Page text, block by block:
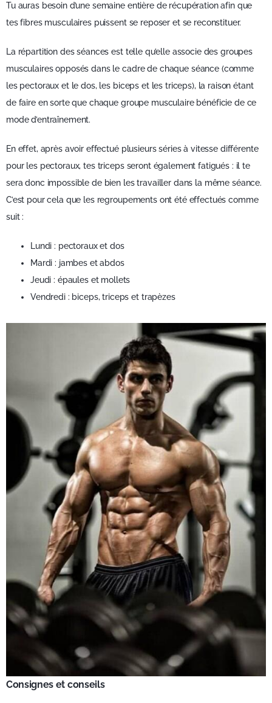
Tu auras besoin d’une semaine entière de récupération afin que
tes fibres musculaires puissent se reposer et se reconstituer.
La répartition des séances est telle qu’elle associe des groupes
musculaires opposés dans le cadre de chaque séance (comme
les pectoraux et le dos, les biceps et les triceps), la raison étant
de faire en sorte que chaque groupe musculaire bénéficie de ce
mode d’entraînement.
En effet, après avoir effectué plusieurs séries à vitesse différente
pour les pectoraux, tes triceps seront également fatigués : il te
sera donc impossible de bien les travailler dans la même séance.
C’est pour cela que les regroupements ont été effectués comme
suit :
Lundi : pectoraux et dos
Mardi : jambes et abdos
Jeudi : épaules et mollets
Vendredi : biceps, triceps et trapèzes
Consignes et conseils